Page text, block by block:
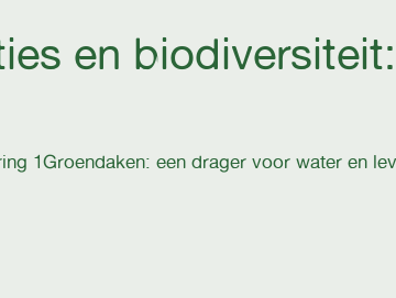
en biodiversiteit:
1Groendaken: een drager voor water en